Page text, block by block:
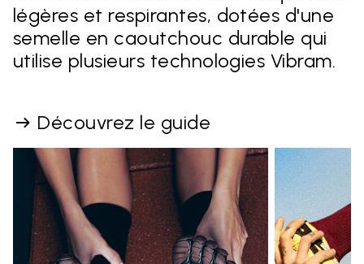
légères et respirantes, dotées d'une
semelle en caoutchouc durable qui
utilise plusieurs technologies Vibram.
Découvrez le guide